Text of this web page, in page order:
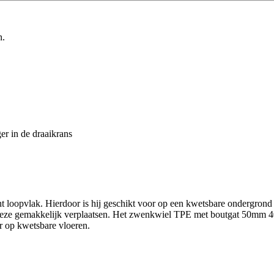
in de draaikrans
Hierdoor is hij geschikt voor op een kwetsbare
gemakkelijk verplaatsen. Het zwenkwiel TPE met boutgat 50mm
kwetsbare vloeren.